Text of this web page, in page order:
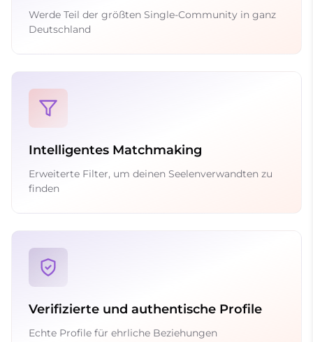
Werde Teil der größten Single-Community in ganz
Deutschland
Intelligentes Matchmaking
Erweiterte Filter, um deinen Seelenverwandten zu
finden
Verifizierte und authentische Profile
Echte Profile für ehrliche Beziehungen